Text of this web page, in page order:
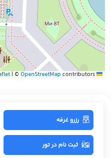
| © OpenStreetMap contributors
رزرو غرفه
ثبت نام در تور